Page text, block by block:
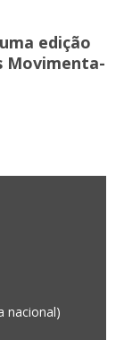
edição
Movimenta-
nacional)